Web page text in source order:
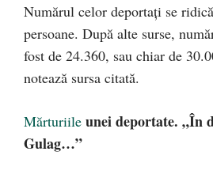
Numărul celor deportaţi se
persoane. După alte surse,
fost de 24.360, sau chiar de
notează sursa citată.
Mărturiile unei deportate. „În
Gulag…”